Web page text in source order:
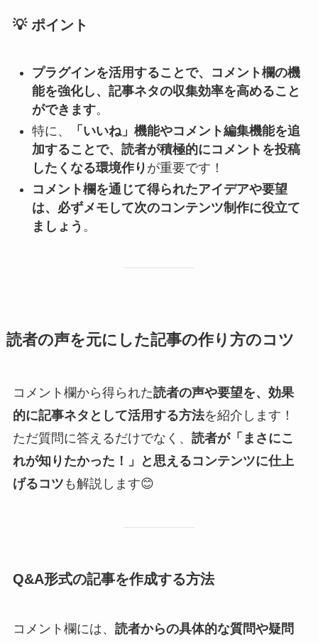
💡 ポイント
プラグインを活用することで、コメント欄の機
能を強化し、記事ネタの収集効率を高めること
ができます。
特に、
「いいね」機能やコメント編集機能を追
加することで、読者が積極的にコメントを投稿
したくなる環境作り が重要です！
コメント欄を通じて得られたアイデアや要望
は、必ずメモして次のコンテンツ制作に役立て
ましょう 。
読者の声を元にした記事の作り方のコツ
コメント欄から得られた読者の声や要望を、効果
的に記事ネタとして活用する方法を紹介します！
ただ質問に答えるだけでなく、 読者が「まさにこ
れが知りたかった！」と思えるコンテンツに仕上
げるコツ も解説します😊
Q&A形式の記事を作成する方法
コメント欄には、 読者からの具体的な質問や疑問